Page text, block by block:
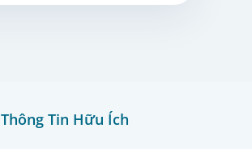
Thông Tin Hữu Ích